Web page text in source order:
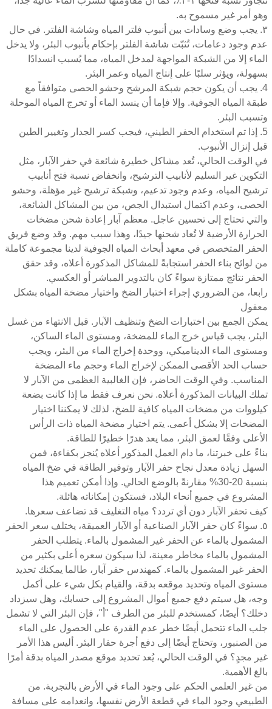
وهو أمر غير مسموح به.
٣. يجب وضع وسادات بين أنبوب فلتر المياه وشاشة الفلتر. في حال
عدم وجود دعامات، تُثبّت شاشة الفلتر بإحكام بأنبوب البئر، ولا يدخل
الماء إلا من الشبكة المواجهة لمدخل المياه، مما يُسبب انسدادًا
بسهولة، ويؤثر سلبًا على إنتاج المياه وعمر البئر.
4. يجب أن يكون حجم شبكة المرشح وحشو الحصى متوافقاً مع
طبقة المياه الجوفية. وإلا فإما أن ينسد الماء أو تخرج المياه الموحلة
وتسبب البئر.
5. إذا تم استخدام الحفر الطيني، فيجب كسر الجدار وتغيير الطين
قبل إنزال الأنبوب.
في الوقت الحالي، تُعد مشاكل خطيرة شائعة في حفر الآبار، مثل
التكوين غير السليم لأنابيب الترشيح، وانخفاض نسبة فتح أنابيب
ترشيح المياه، وعدم وجود تدعيم، وشبكة ترشيح غير مؤهلة، وحشو
الحصى، وعدم اكتمال استبدال الجص، من بين المشاكل الشائعة،
والتي تحتاج إلى تحسين عاجل. معظم آبار إعادة شحن مضخات
الحرارة الأرضية لا تُعاد شحنها جيدًا، وهذا سبب مهم. وقد وضع فريق
الحفر المتخصص في معهد أبحاث المياه الجوفية لدينا مجموعة كاملة
من لوائح بناء الحفر استجابةً للمشاكل المذكورة أعلاه، وقد حقق
الحفر نتائج ممتازة سواءً كان بالتدوير المباشر أو العكسي.
رابعا، من الضروري إجراء اختبار الضخ واختيار مضخة المياه بشكل
معقول
يمكن الجمع بين اختبارات الضخ وتنظيف الآبار. قبل الانتهاء من غسل
البئر، يجب قياس خرج الماء للمضخة، ومستوى الماء الساكن،
ومستوى الماء الديناميكي، ووحدة إخراج الماء من البئر، ويجب
حساب الحد الأقصى الممكن لإخراج الماء وحجم ماء المضخة
المناسب. وفي الوقت الحاضر، فإن الغالبية العظمى من الآبار لا
تملك البيانات المذكورة أعلاه. نحن نعرف فقط ما إذا كانت بضعة
كيلووات من مضخات المياه كافية للضخ، لذلك لا يمكننا اختيار
المضخات إلا بشكل أعمى. يتم اختيار مضخة المياه ذات الرأس
الأعلى وفقًا لعمق البئر، مما يعد هدرًا خطيرًا للطاقة.
بناءً على خبرتنا، ما دام العمل المذكور أعلاه يُنجز بكفاءة، فمن
السهل زيادة معدل نجاح حفر الآبار وتوفير الطاقة في ضخ المياه
بنسبة 20-30% مقارنةً بالوضع الحالي. وإذا أمكن تعميم هذا
المشروع في جميع أنحاء البلاد، فستكون إمكاناته هائلة.
كيف تحفر الآبار دون أي تردد؟ مياه التغليف قد تضاعف سعرها.
٥. سواءً كان حفر الآبار الصناعية أو الآبار العميقة، يختلف سعر الحفر
المشمول بالماء عن الحفر غير المشمول بالماء. يتطلب الحفر
المشمول بالماء مخاطر معينة، لذا سيكون سعره أعلى بكثير من
الحفر غير المشمول بالماء. كمهندس حفر آبار، طالما يمكنك تحديد
مستوى المياه وتحديد موقعه بدقة، والقيام بكل شيء على أكمل
وجه، هل سيتم دفع جميع أموال المشروع إلى حسابك، وهل سيزداد
دخلك؟ أيضًا، كمستخدم للبئر من الطرف "أ"، فإن البئر التي لا تشمل
جلب الماء تتحمل أيضًا خطر عدم القدرة على الحصول على الماء
من الصنبور، وتحتاج أيضًا إلى دفع أجرة حفار البئر. أليس هذا الأمر
غير مجدٍ؟ في الوقت الحالي، يُعد تحديد موقع مصدر المياه بدقة أمرًا
بالغ الأهمية.
من غير العلمي الحكم على وجود الماء في الأرض بالتجربة. من
الطبيعي وجود الماء في قطعة الأرض نفسها، وانعدامه على مسافة